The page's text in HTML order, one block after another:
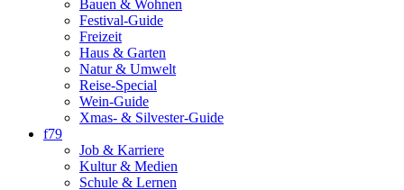
Bauen & Wohnen
Festival-Guide
Freizeit
Haus & Garten
Natur & Umwelt
Reise-Special
Wein-Guide
Xmas- & Silvester-Guide
f79
Job & Karriere
Kultur & Medien
Schule & Lernen